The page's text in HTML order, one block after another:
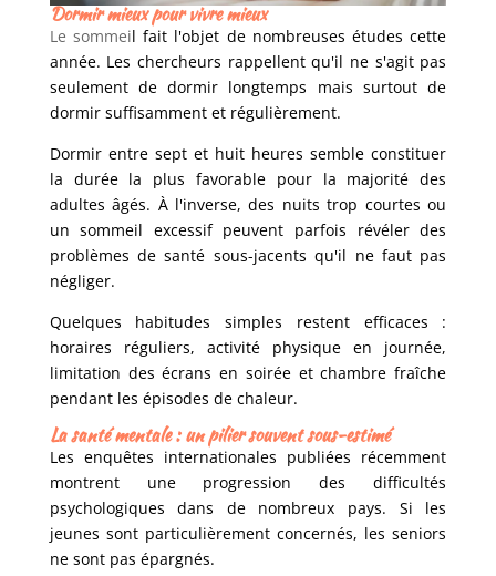
Dormir mieux pour vivre mieux
Le sommeil fait l'objet de nombreuses études cette
année. Les chercheurs rappellent qu'il ne s'agit pas
seulement de dormir longtemps mais surtout de
dormir suffisamment et régulièrement.
Dormir entre sept et huit heures semble constituer
la durée la plus favorable pour la majorité des
adultes âgés. À l'inverse, des nuits trop courtes ou
un sommeil excessif peuvent parfois révéler des
problèmes de santé sous-jacents qu'il ne faut pas
négliger.
Quelques habitudes simples restent efficaces :
horaires réguliers, activité physique en journée,
limitation des écrans en soirée et chambre fraîche
pendant les épisodes de chaleur.
La santé mentale : un pilier souvent sous-estimé
Les enquêtes internationales publiées récemment
montrent une progression des difficultés
psychologiques dans de nombreux pays. Si les
jeunes sont particulièrement concernés, les seniors
ne sont pas épargnés.